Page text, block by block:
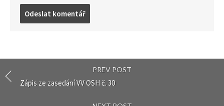
PREV POST
Zápis ze zasedání VV OSH č. 30